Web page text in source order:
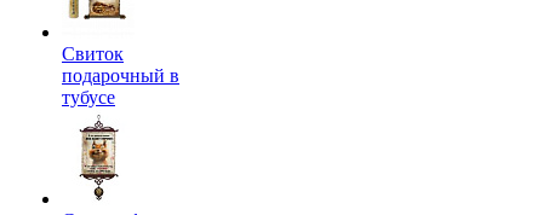
Свиток
подарочный в
тубусе